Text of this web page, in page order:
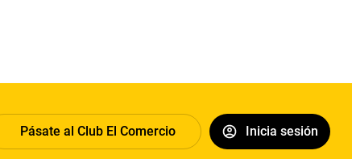
Pásate al Club El Comercio Inicia sesión